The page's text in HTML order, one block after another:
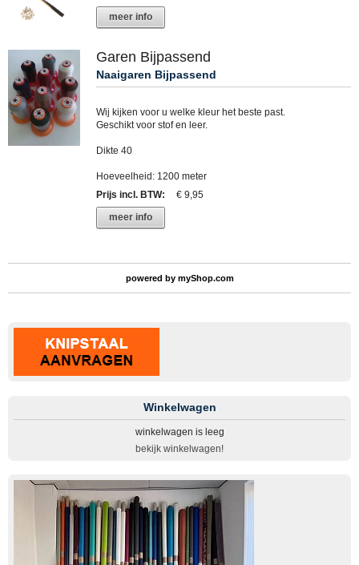
meer info
Garen Bijpassend
Naaigaren Bijpassend
Wij kijken voor u welke kleur het beste past.
Geschikt voor stof en leer.
Dikte 40
Hoeveelheid: 1200 meter
Prijs incl. BTW:
€ 9,95
meer info
powered by myShop.com
Winkelwagen
winkelwagen is leeg
bekijk winkelwagen!